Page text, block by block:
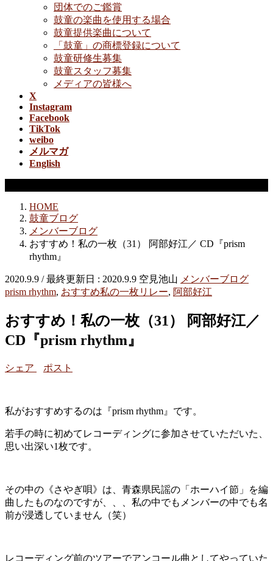
団体でのご鑑賞
鼓童の楽曲を使用する場合
鼓童提供楽曲について
「鼓童」の商標登録について
鼓童研修生募集
鼓童スタッフ募集
メディアの皆様へ
X
Instagram
Facebook
TikTok
weibo
メルマガ
English
HOME
鼓童ブログ
メンバーブログ
おすすめ！私の一枚（31） 阿部好江／ CD『prism
rhythm』
2020.9.9 / 最終更新日 : 2020.9.9 空見池山 メンバーブログ
prism rhythm, おすすめ私の一枚リレー, 阿部好江
おすすめ！私の一枚（31） 阿部好江／
CD『prism rhythm』
シェア ポスト
私がおすすめするのは『prism rhythm』です。
若手の時に初めてレコーディングに参加させていただいた、
思い出深い1枚です。
その中の《さやぎ唄》は、青森県民謡の「ホーハイ節」を編
曲したものなのですが、、、私の中でもメンバーの中でも名
前が浸透していません（笑）
レコーディング前のツアーでアンコール曲としてやっていた